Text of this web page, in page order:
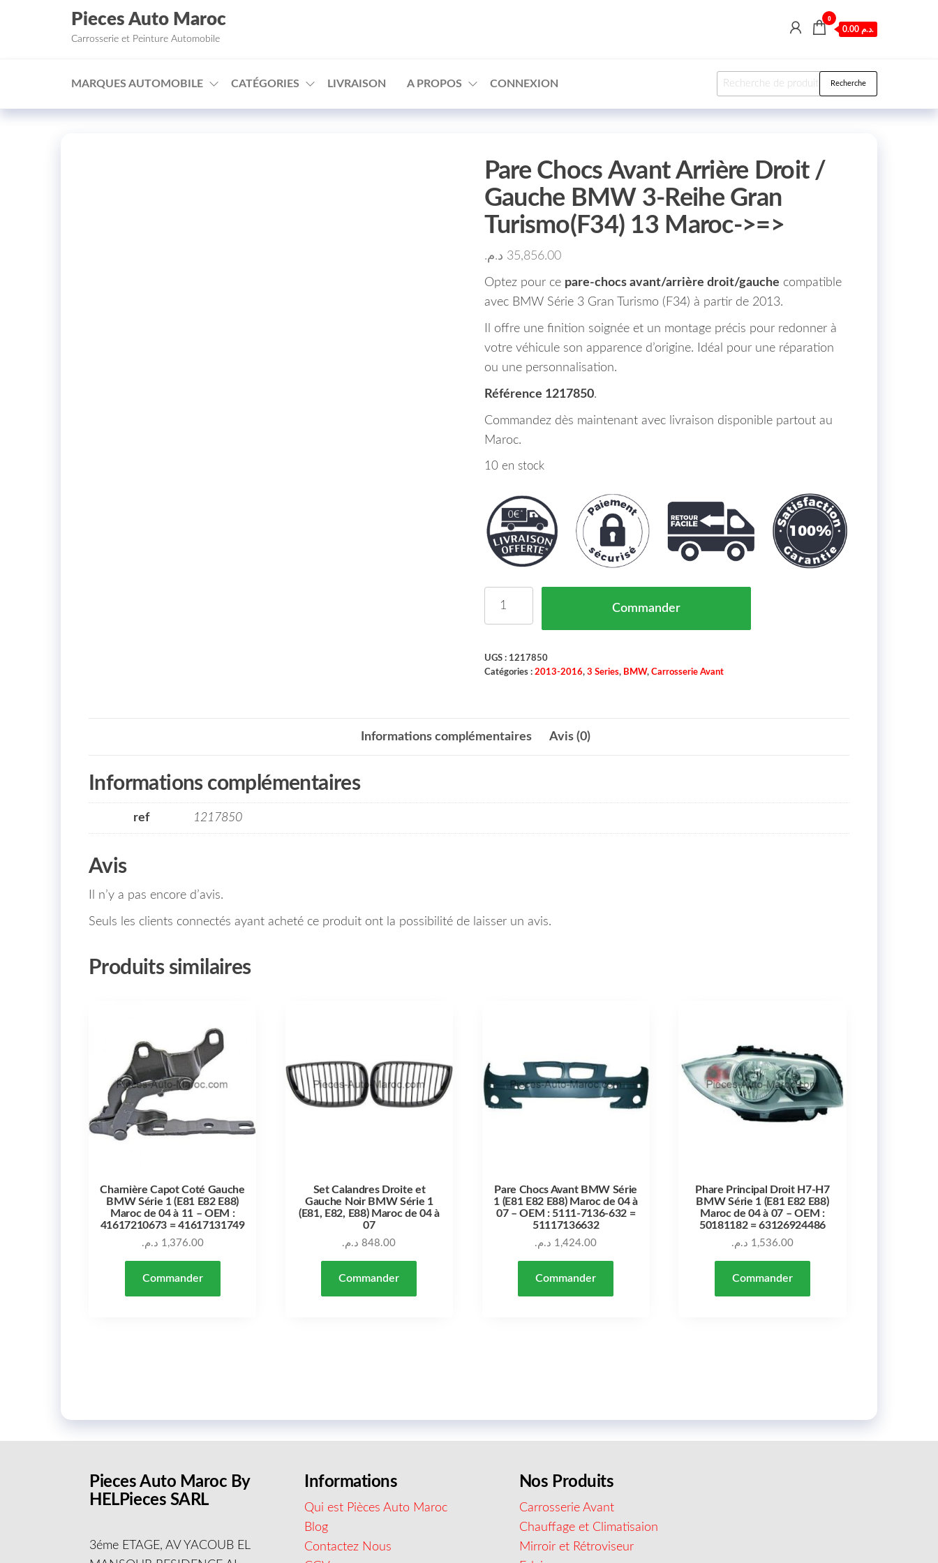
□
Aller au contenu
Pieces Auto Maroc
Carrosserie et Peinture Automobile
0
0.00 د.م.
MARQUES AUTOMOBILE CATÉGORIES LIVRAISON A PROPOS CONNEXION Recherche pour : Recherche
Pare Chocs Avant Arrière Droit /
Gauche BMW 3-Reihe Gran
Turismo(F34) 13 Maroc->=>
35,856.00 د.م.
Optez pour ce pare-chocs avant/arrière droit/gauche compatible
avec BMW Série 3 Gran Turismo (F34) à partir de 2013.
Il offre une finition soignée et un montage précis pour redonner à
votre véhicule son apparence d’origine. Idéal pour une réparation
ou une personnalisation.
Référence 1217850.
Commandez dès maintenant avec livraison disponible partout au
Maroc.
10 en stock
Commander
UGS : 1217850
Catégories : 2013-2016, 3 Series, BMW, Carrosserie Avant
Informations complémentaires Avis (0)
Informations complémentaires
ref 1217850
Avis
Il n’y a pas encore d’avis.
Seuls les clients connectés ayant acheté ce produit ont la possibilité de laisser un avis.
Produits similaires
Charnière Capot Coté Gauche
BMW Série 1 (E81 E82 E88)
Maroc de 04 à 11 – OEM :
41617210673 = 41617131749
1,376.00 د.م.
Commander
Set Calandres Droite et
Gauche Noir BMW Série 1
(E81, E82, E88) Maroc de 04 à
07
848.00 د.م.
Commander
Pare Chocs Avant BMW Série
1 (E81 E82 E88) Maroc de 04 à
07 – OEM : 5111-7136-632 =
51117136632
1,424.00 د.م.
Commander
Phare Principal Droit H7-H7
BMW Série 1 (E81 E82 E88)
Maroc de 04 à 07 – OEM :
50181182 = 63126924486
1,536.00 د.م.
Commander
Pieces Auto Maroc By
HELPieces SARL
3éme ETAGE, AV YACOUB EL
Informations
Qui est Pièces Auto Maroc
Blog
Contactez Nous
Nos Produits
Carrosserie Avant
Chauffage et Climatisaion
Mirroir et Rétroviseur